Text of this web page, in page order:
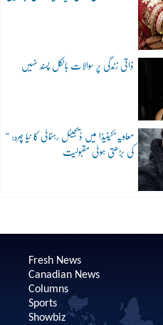
ذاتی زندگی پر سوالات بالکل پسند نہیں
“معاویہ”کینیڈا میں ڈیجیٹل رہنمائی کا نیا چہرہ:
کی بڑھتی ہوئی مقبولیت
Fresh News
Canadian News
Columns
Sports
Showbiz